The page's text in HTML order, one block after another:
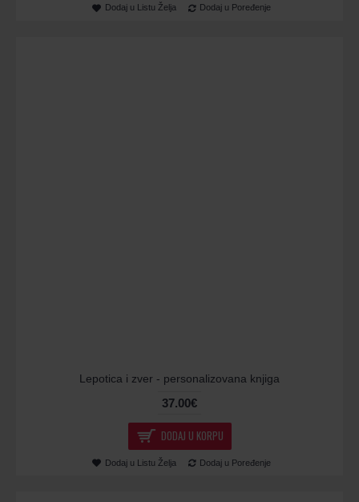
Dodaj u Listu Želja Dodaj u Poređenje
Lepotica i zver - personalizovana knjiga
37.00€
DODAJ U KORPU
Dodaj u Listu Želja Dodaj u Poređenje